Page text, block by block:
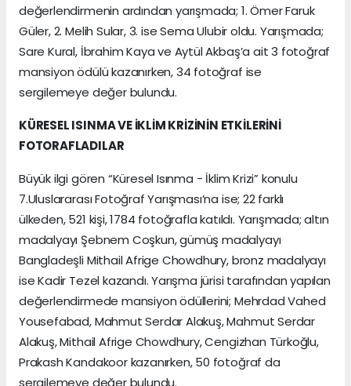
değerlendirmenin ardından yarışmada; 1. Ömer Faruk
Güler, 2. Melih Sular, 3. ise Sema Ulubir oldu. Yarışmada;
Sare Kural, İbrahim Kaya ve Aytül Akbaş’a ait 3 fotoğraf
mansiyon ödülü kazanırken, 34 fotoğraf ise
sergilemeye değer bulundu.
KÜRESEL ISINMA VE İKLİM KRİZİNİN ETKİLERİNİ
FOTORAFLADILAR
Büyük ilgi gören “Küresel Isınma - İklim Krizi” konulu
7.Uluslararası Fotoğraf Yarışması’na ise; 22 farklı
ülkeden, 521 kişi, 1784 fotoğrafla katıldı. Yarışmada; altın
madalyayı Şebnem Coşkun, gümüş madalyayı
Bangladeşli Mithail Afrige Chowdhury, bronz madalyayı
ise Kadir Tezel kazandı. Yarışma jürisi tarafından yapılan
değerlendirmede mansiyon ödüllerini; Mehrdad Vahed
Yousefabad, Mahmut Serdar Alakuş, Mahmut Serdar
Alakuş, Mithail Afrige Chowdhury, Cengizhan Türkoğlu,
Prakash Kandakoor kazanırken, 50 fotoğraf da
sergilemeye değer bulundu.